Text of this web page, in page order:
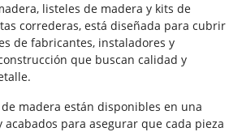
listeles de madera y kits de
correderas, está diseñada para cubrir
de fabricantes, instaladores y
que buscan calidad y
madera están disponibles en una
para asegurar que cada pieza